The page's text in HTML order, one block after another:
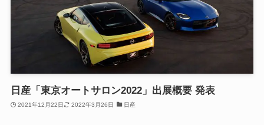
日産「東京オートサロン2022」出展概要 発表
2021年12月22日 2022年3月26日 日産